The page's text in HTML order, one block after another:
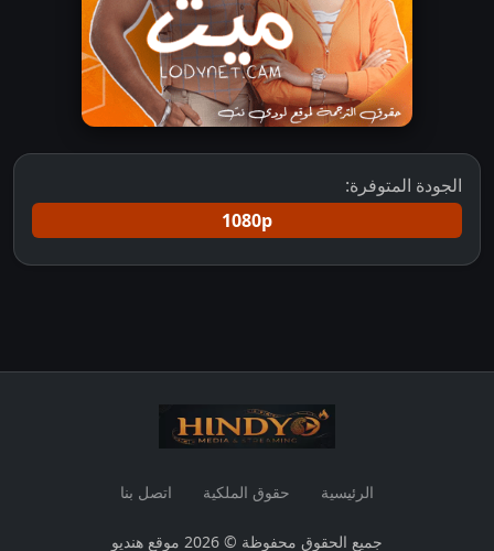
الجودة المتوفرة:
1080p
الرئيسية حقوق الملكية اتصل بنا
جميع الحقوق محفوظة © 2026 موقع هنديو